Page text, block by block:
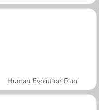
Human Evolution Run